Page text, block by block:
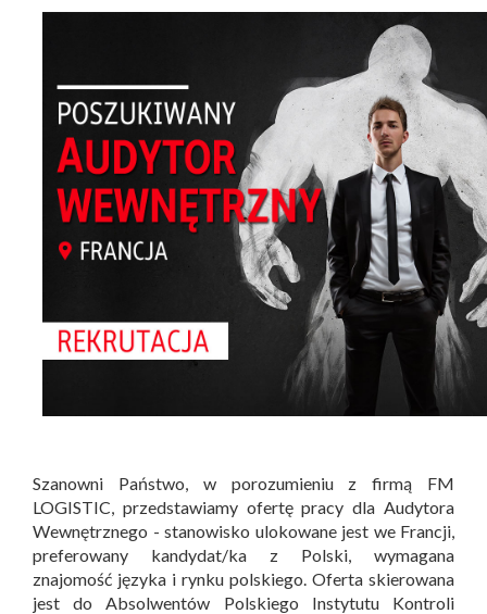
Szanowni Państwo, w porozumieniu z firmą FM
LOGISTIC, przedstawiamy ofertę pracy dla Audytora
Wewnętrznego - stanowisko ulokowane jest we Francji,
preferowany kandydat/ka z Polski, wymagana
znajomość języka i rynku polskiego. Oferta skierowana
jest do Absolwentów Polskiego Instytutu Kontroli